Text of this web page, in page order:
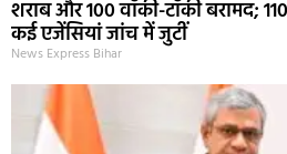
शराब और 100 वॉकी-टॉकी बरामद;
कई एजेंसियां जांच में जुटीं
News Express Bihar